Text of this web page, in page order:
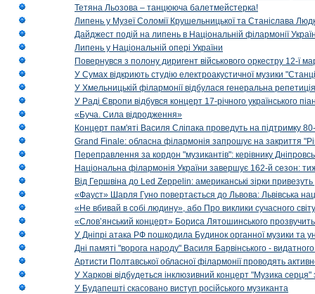
Тетяна Льозова – танцююча балетмейстерка!
Липень у Музеї Соломії Крушельницької та Станіслава
Дайджест подій на липень в Національній філармонії
Липень у Національній опері України
Повернувся з полону диригент військового оркестру 12-ї
У Сумах відкриють студію електроакустичної музики
У Хмельницькій філармонії відбулася генеральна
У Раді Європи відбувся концерт 17-річного українського
«Буча. Сила відродження»
Концерт пам'яті Василя Сліпака проведуть на підтримку
Grand Finale: обласна філармонія запрошує на закриття
Переправлення за кордон "музикантів": керівнику
Національна філармонія України завершує 162-й сезон:
Від Гершвіна до Led Zeppelin: американські зірки
«Фауст» Шарля Гуно повертається до Львова: Львівська
«Не вбивай в собі людину», або Про виклики сучасного світу
«Слов’янський концерт» Бориса Лятошинського
У Дніпрі атака РФ пошкодила Будинок органної музики та
Дні памяті "ворога народу" Василя Барвінського -
Артисти Полтавської обласної філармонії проводять
У Харкові відбудеться інклюзивний концерт "Музика
У Будапешті скасовано виступ російського музиканта